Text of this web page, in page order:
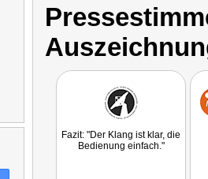
Fazit: "Der Klang ist klar, die
Bedienung einfach."